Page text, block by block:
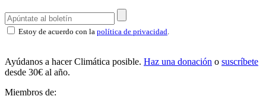
Estoy de acuerdo con la política de privacidad.
Ayúdanos a hacer Climática posible. Haz una donación o suscríbete
desde 30€ al año.
Miembros de: